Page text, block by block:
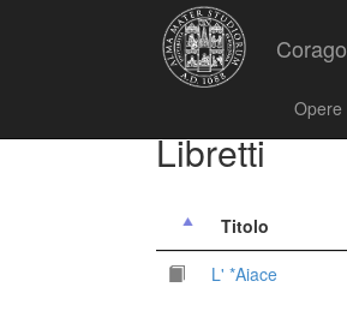
Corago
Opere
Libretti
Titolo
L' *Aiace